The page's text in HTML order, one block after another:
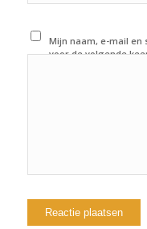
Mijn naam, e-mail en
voor de volgende